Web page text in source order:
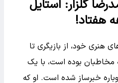
گلزار: استایل
هفتاد!
هنری خود، از بازیگری تا
مخاطبان بوده است، با یک
خبرساز شده است. او که